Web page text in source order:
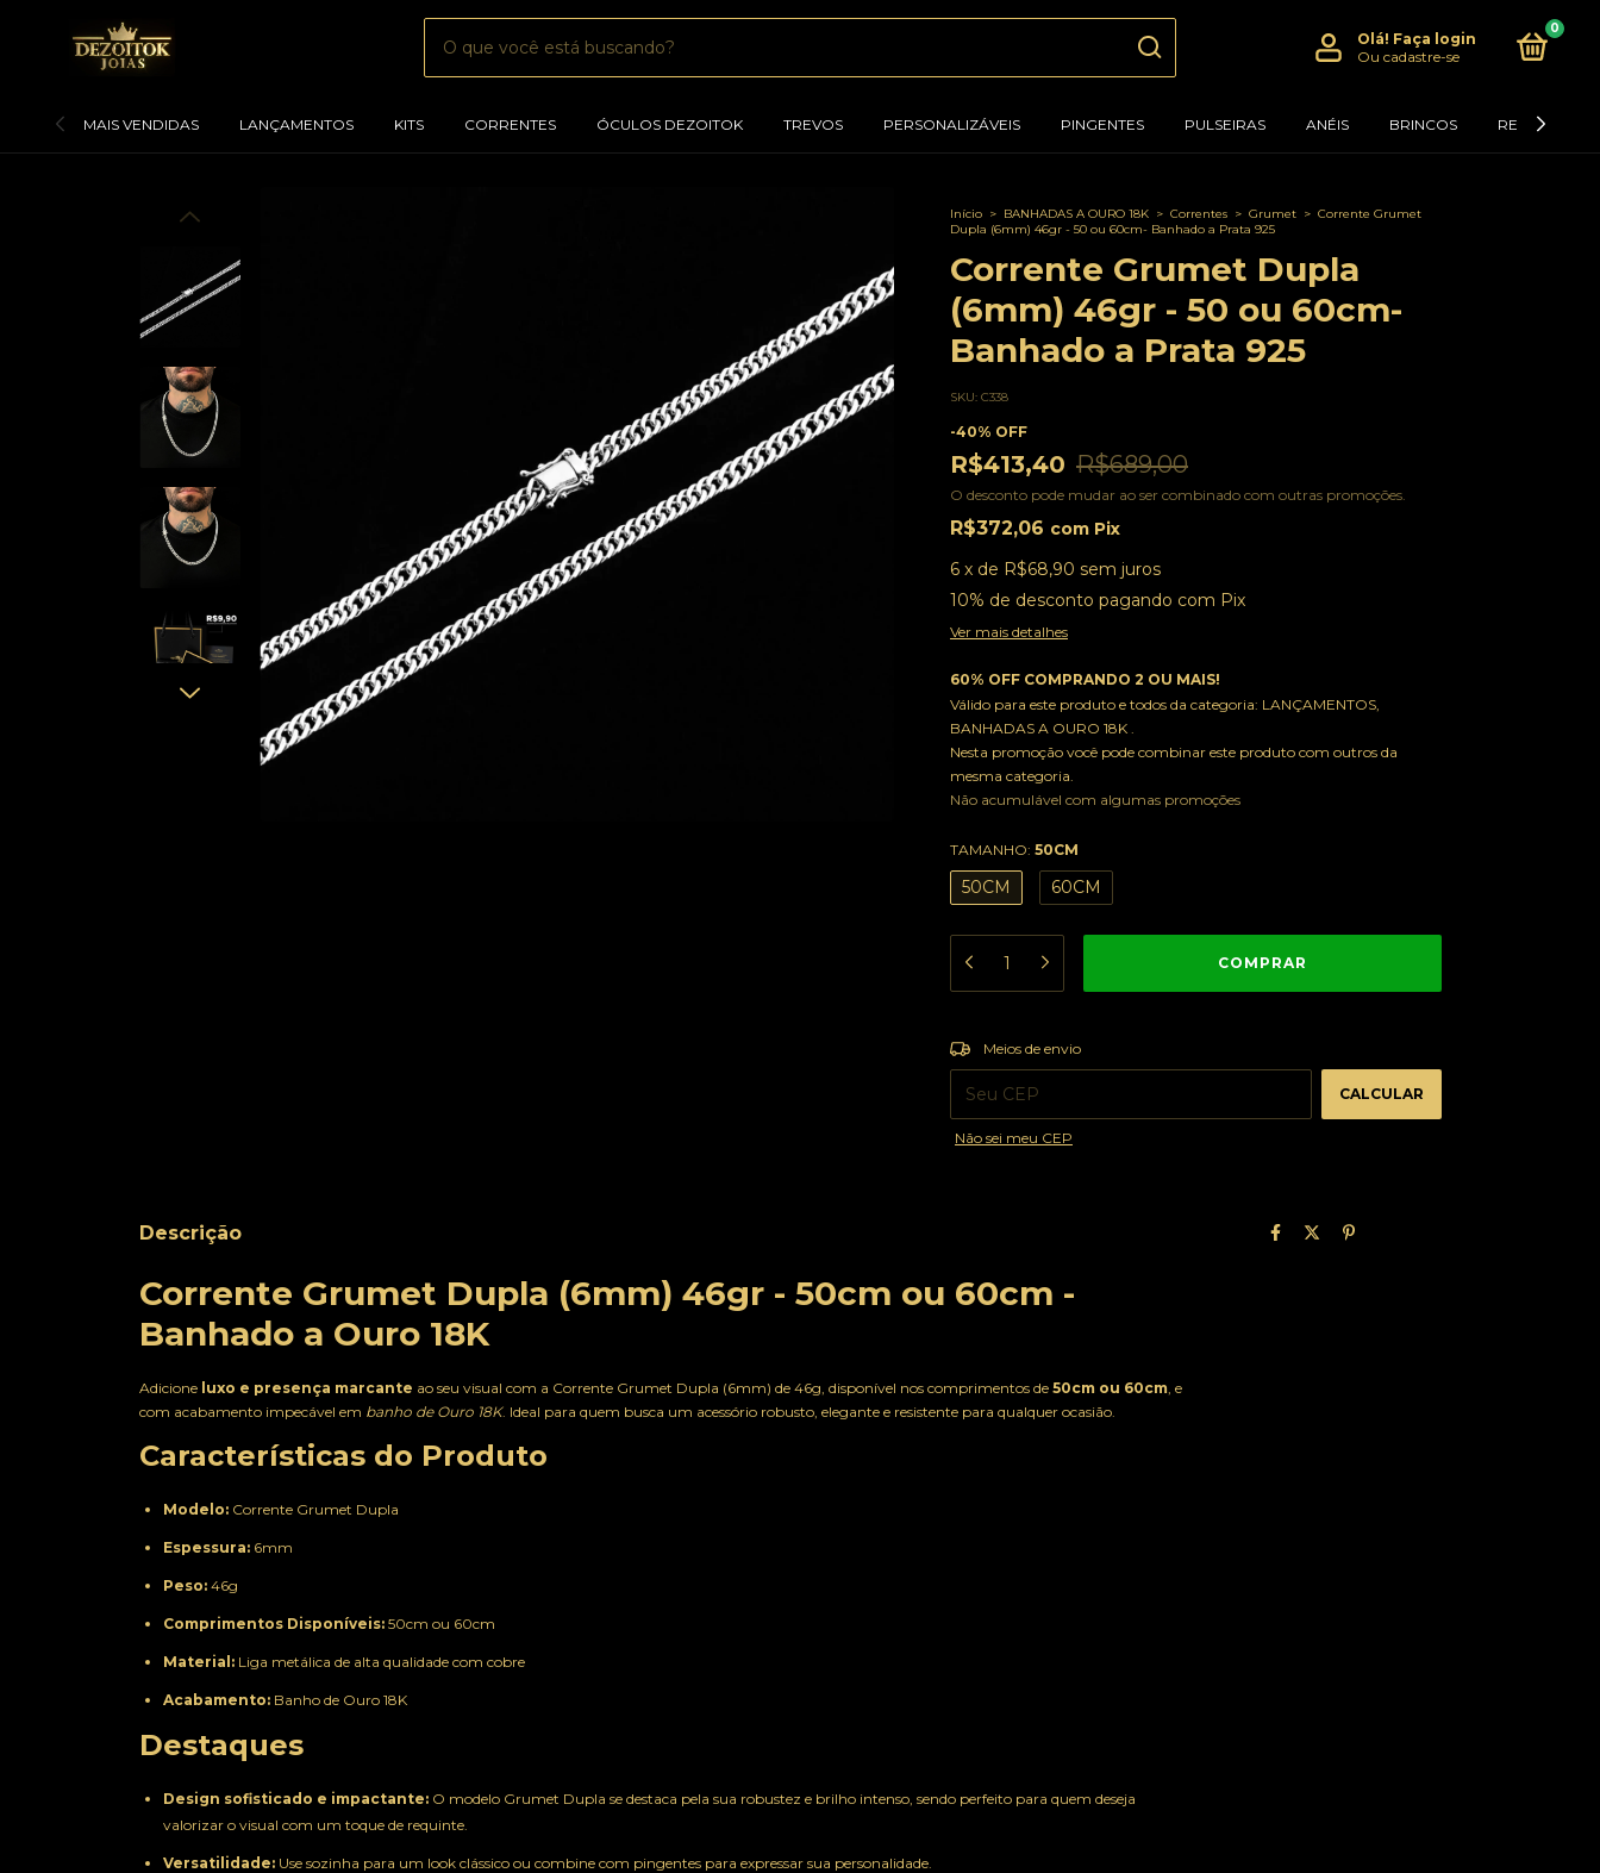
Olá! Faça login
Ou cadastre-se
0
MAIS VENDIDAS LANÇAMENTOS KITS CORRENTES ÓCULOS DEZOITOK TREVOS PERSONALIZÁVEIS PINGENTES PULSEIRAS ANÉIS BRINCOS RELÓGIOS
Início > BANHADAS A OURO 18K > Correntes > Grumet > Corrente Grumet
Dupla (6mm) 46gr - 50 ou 60cm- Banhado a Prata 925
Corrente Grumet Dupla
(6mm) 46gr - 50 ou 60cm-
Banhado a Prata 925
SKU: C338
-40% OFF
R$413,40 R$689,00
O desconto pode mudar ao ser combinado com outras promoções.
R$372,06 com Pix
6 x de R$68,90 sem juros
10% de desconto pagando com Pix
Ver mais detalhes
60% OFF COMPRANDO 2 OU MAIS!
Válido para este produto e todos da categoria: LANÇAMENTOS,
BANHADAS A OURO 18K .
Nesta promoção você pode combinar este produto com outros da
mesma categoria.
Não acumulável com algumas promoções
TAMANHO: 50CM
50CM 60CM
Entregas para o CEP:
Meios de envio
CALCULAR
Não sei meu CEP
Descrição
Corrente Grumet Dupla (6mm) 46gr - 50cm ou 60cm -
Banhado a Ouro 18K
Adicione luxo e presença marcante ao seu visual com a Corrente Grumet Dupla (6mm) de 46g, disponível nos comprimentos de 50cm ou 60cm , e
com acabamento impecável em banho de Ouro 18K. Ideal para quem busca um acessório robusto, elegante e resistente para qualquer ocasião.
Características do Produto
Modelo: Corrente Grumet Dupla
Espessura: 6mm
Peso: 46g
Comprimentos Disponíveis: 50cm ou 60cm
Material: Liga metálica de alta qualidade com cobre
Acabamento: Banho de Ouro 18K
Destaques
Design sofisticado e impactante: O modelo Grumet Dupla se destaca pela sua robustez e brilho intenso, sendo perfeito para quem deseja
valorizar o visual com um toque de requinte.
Versatilidade: Use sozinha para um look clássico ou combine com pingentes para expressar sua personalidade.